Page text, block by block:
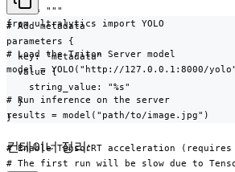
data = """
# Add metadata
parameters {
  key: "metadata"
  value {
    string_value: "%s"
  }
}
# Enable TensorRT acceleration
# The first run will be slow due to
from ultralytics import YOLO
# Load the Triton Server model
model = YOLO("http://127.0.0.1:8000/
# Run inference on the server
results = model("path/to/image.jpg")
컨테이너 정리: